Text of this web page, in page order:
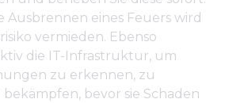
Ausbrennen eines Feuers wird
vermieden. Ebenso
die IT-Infrastruktur, um
zu erkennen, zu
bevor sie Schaden